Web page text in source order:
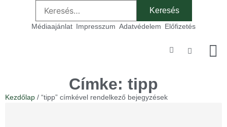
Médiaajánlat Impresszum Adatvédelem Előfizetés
Címke: tipp
Kezdőlap / “tipp” címkével rendelkező bejegyzések